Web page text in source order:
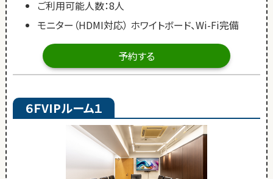
ご利用可能人数：8人
モニター（HDMI対応） ホワイトボード、Wi-Fi完備
予約する
６ＦVIPルーム１